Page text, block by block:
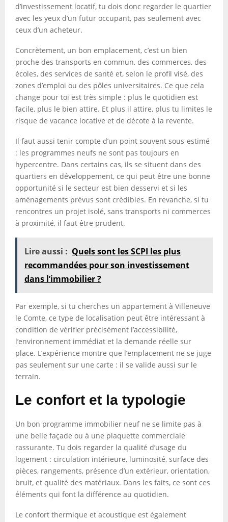
d’investissement locatif, tu dois donc regarder le quartier
avec les yeux d’un futur occupant, pas seulement avec
ceux d’un acheteur.
Concrètement, un bon emplacement, c’est un bien
proche des transports en commun, des commerces, des
écoles, des services de santé et, selon le profil visé, des
zones d’emploi ou des pôles universitaires. Ce que cela
change pour toi est très simple : plus le quotidien est
facile, plus le bien attire. Et plus il attire, plus tu limites le
risque de vacance locative et de décote à la revente.
Il faut aussi tenir compte d’un point souvent sous-estimé
: les programmes neufs ne sont pas toujours en
hypercentre. Dans certains cas, ils se situent dans des
quartiers en développement, ce qui peut être une bonne
opportunité si le secteur est bien desservi et si les
aménagements prévus sont crédibles. En revanche, si tu
rencontres un projet isolé, sans transports ni commerces
à proximité, il faut être prudent.
Lire aussi : Quels sont les SCPI les plus
recommandées pour son investissement
dans l’immobilier ?
Par exemple, si tu cherches un appartement à Villeneuve
le Comte, ce type de localisation peut être intéressant à
condition de vérifier précisément l’accessibilité,
l’environnement immédiat et la demande réelle sur
place. L’expérience montre que l’emplacement ne se juge
pas seulement sur une carte : il se valide aussi sur le
terrain.
Le confort et la typologie
Un bon programme immobilier neuf ne se limite pas à
une belle façade ou à une plaquette commerciale
rassurante. Tu dois regarder la qualité d’usage du
logement : circulation intérieure, luminosité, surface des
pièces, rangements, présence d’un extérieur, orientation,
bruit, et qualité des matériaux. Dans les faits, ce sont ces
éléments qui font la différence au quotidien.
Le confort thermique et acoustique est également